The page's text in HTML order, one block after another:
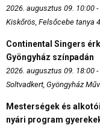
2026. augusztus 09. 10:00 -
Kiskőrös, Felsőcebe tanya
Continental Singers
Gyöngyház színpadán
2026. augusztus 09. 18:00 -
Soltvadkert, Gyöngyház
Mesterségek és
nyári program